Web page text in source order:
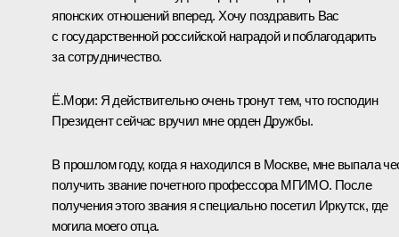
японских отношений вперед. Хочу поздравить Вас
с государственной российской наградой и поблагодарить
за сотрудничество.
Ё.Мори: Я действительно очень тронут тем, что господин
Президент сейчас вручил мне орден Дружбы.
В прошлом году, когда я находился в Москве, мне выпала
получить звание почетного профессора МГИМО. После
получения этого звания я специально посетил Иркутск, где
могила моего отца.